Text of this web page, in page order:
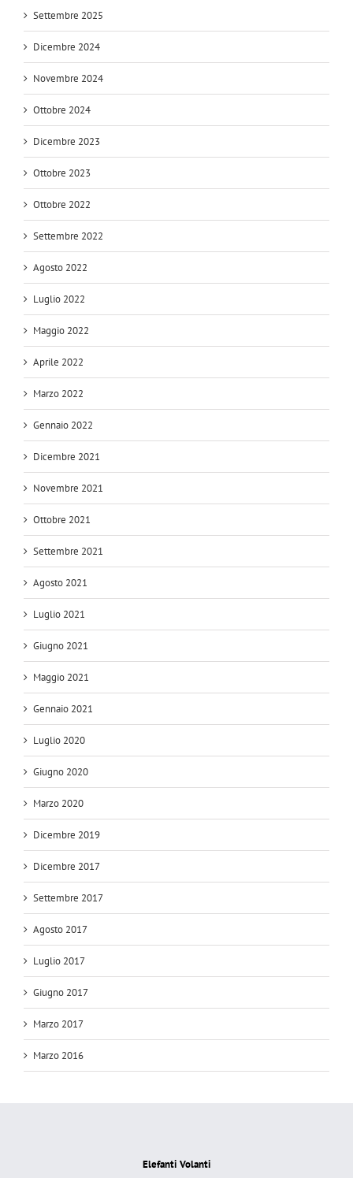
Settembre 2025
Dicembre 2024
Novembre 2024
Ottobre 2024
Dicembre 2023
Ottobre 2023
Ottobre 2022
Settembre 2022
Agosto 2022
Luglio 2022
Maggio 2022
Aprile 2022
Marzo 2022
Gennaio 2022
Dicembre 2021
Novembre 2021
Ottobre 2021
Settembre 2021
Agosto 2021
Luglio 2021
Giugno 2021
Maggio 2021
Gennaio 2021
Luglio 2020
Giugno 2020
Marzo 2020
Dicembre 2019
Dicembre 2017
Settembre 2017
Agosto 2017
Luglio 2017
Giugno 2017
Marzo 2017
Marzo 2016
Elefanti Volanti